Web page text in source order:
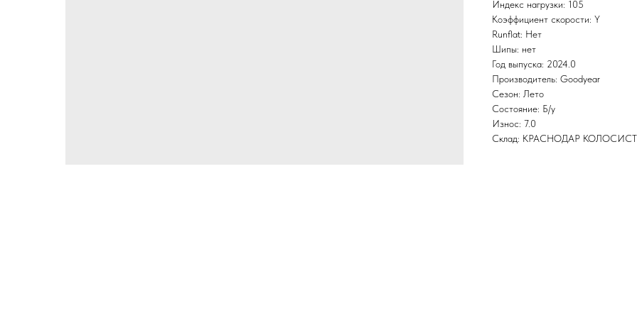
Индекс нагрузки: 105
Коэффициент скорости: Y
Runflat: Нет
Шипы: нет
Год выпуска: 2024.0
Производитель: Goodyear
Сезон: Лето
Состояние: Б/у
Износ: 7.0
Склад: КРАСНОДАР